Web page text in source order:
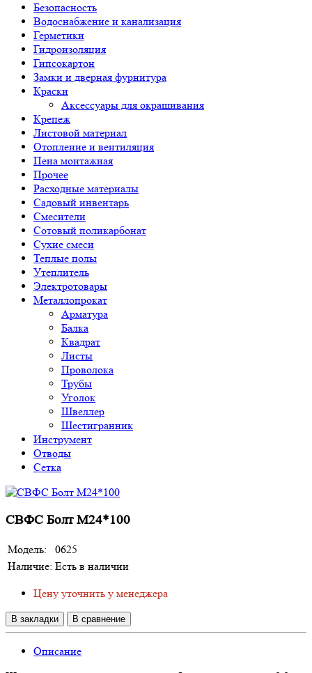
Безопасность
Водоснабжение и канализация
Герметики
Гидроизоляция
Гипсокартон
Замки и дверная фурнитура
Краски
Аксессуары для окрашивания
Крепеж
Листовой материал
Отопление и вентиляция
Пена монтажная
Прочее
Расходные материалы
Садовый инвентарь
Смесители
Сотовый поликарбонат
Сухие смеси
Теплые полы
Утеплитель
Электротовары
Металлопрокат
Арматура
Балка
Квадрат
Листы
Проволока
Трубы
Уголок
Швеллер
Шестигранник
Инструмент
Отводы
Сетка
СВФС Болт М24*100
Модель:
0625
Наличие: Есть в наличии
Цену уточнить у менеджера
В закладки В сравнение
Описание